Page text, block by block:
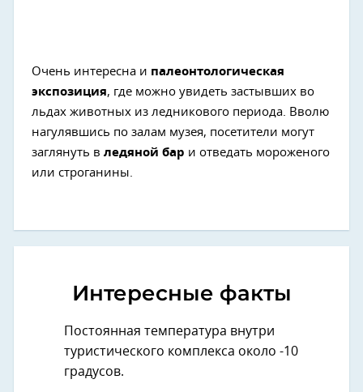
Очень интересна и палеонтологическая
экспозиция, где можно увидеть застывших во
льдах животных из ледникового периода. Вволю
нагулявшись по залам музея, посетители могут
заглянуть в ледяной бар и отведать мороженого
или строганины.
Интересные факты
Постоянная температура внутри
туристического комплекса около -10
градусов.